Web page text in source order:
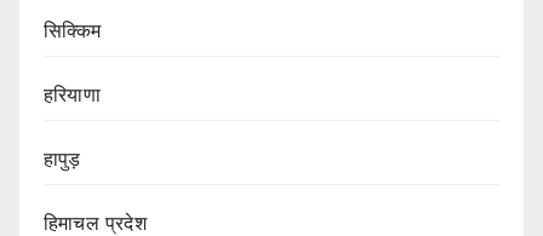
सिक्किम
हरियाणा
हापुड़
हिमाचल प्रदेश